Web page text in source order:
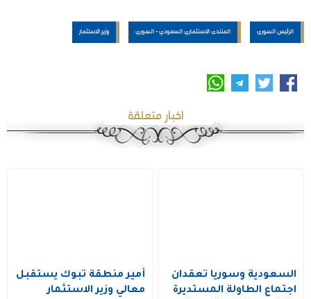
الرئيس السوري المنتدى الاستثماري السعودي - السوري وزير الاستثمار
اخبار متعلقة
السعودية وسوريا تعقدان
اجتماع الطاولة المستديرة
أمير منطقة تبوك يستقبل
معالي وزير الاستثمار